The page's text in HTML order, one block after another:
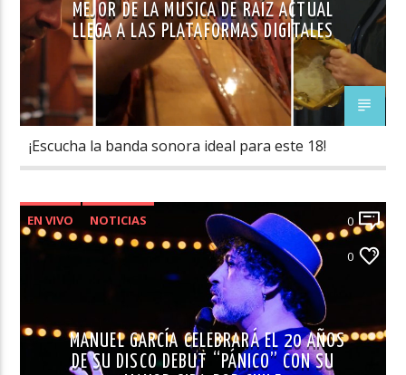
MEJOR DE LA MÚSICA DE RAÍZ ACTUAL
LLEGA A LAS PLATAFORMAS DIGITALES
¡Escucha la banda sonora ideal para este 18!
EN VIVO
NOTICIAS
NOVEDADES MÚSICA CHILENA
0
0
MANUEL GARCÍA CELEBRARÁ EL 20 AÑOS
DE SU DISCO DEBUT “PÁNICO” CON SU